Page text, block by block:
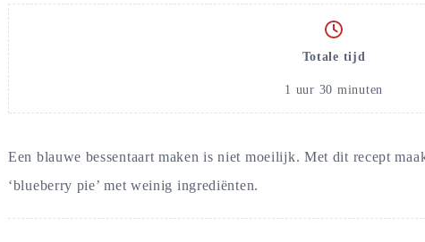
Totale tijd
1 uur 30 minuten
Een blauwe bessentaart maken is niet moeilijk. Met dit recept
‘blueberry pie’ met weinig ingrediënten.